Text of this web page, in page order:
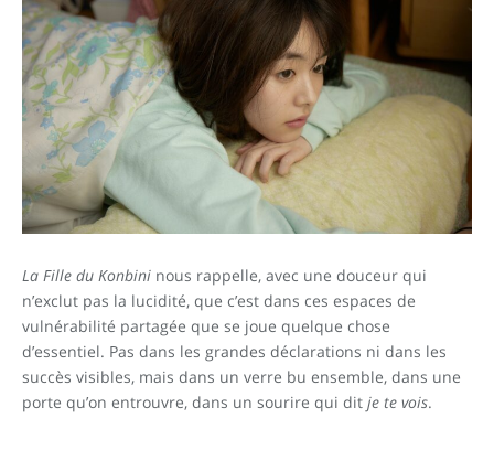
La Fille du Konbini nous rappelle, avec une douceur qui
n’exclut pas la lucidité, que c’est dans ces espaces de
vulnérabilité partagée que se joue quelque chose
d’essentiel. Pas dans les grandes déclarations ni dans les
succès visibles, mais dans un verre bu ensemble, dans une
porte qu’on entrouvre, dans un sourire qui dit je te vois.